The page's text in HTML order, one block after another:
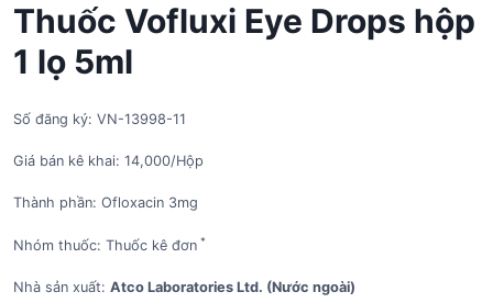
Thuốc Vofluxi Eye Drops hộp
1 lọ 5ml
Số đăng ký: VN-13998-11
Giá bán kê khai: 14,000/Hộp
Thành phần: Ofloxacin 3mg
Nhóm thuốc: Thuốc kê đơn *
Nhà sản xuất: Atco Laboratories Ltd. (Nước ngoài)